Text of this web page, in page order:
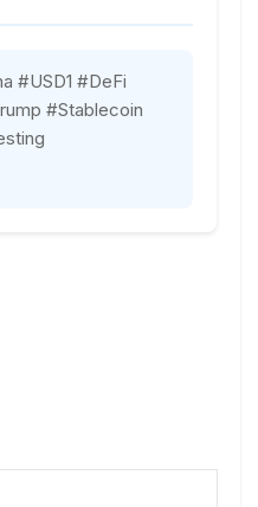
#USD1 #DeFi
#Stablecoin